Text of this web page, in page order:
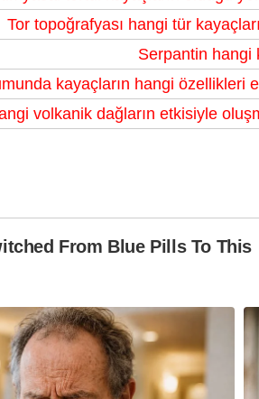
Tor topoğrafyası hangi tür
Serpantin hangi
kayaçların hangi
volkanik dağların etkisiyle